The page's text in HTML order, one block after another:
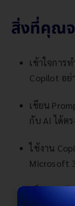
สิ่งที่คุณจ
เข้าใจการ
Copilot อย่
เขียน
กับ AI ได้ต
ใช้งาน
Microsoft
เห็นภาพชั